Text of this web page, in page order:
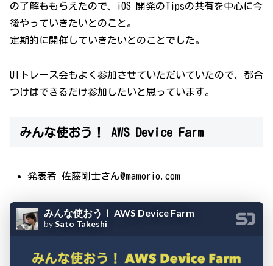
の了解ももらえたので、iOS 開発のTipsの共有を中心に今
後やっていきたいとのこと。
定期的に開催していきたいとのことでした。
UIトレース会もよく参加させていただいていたので、都合
つけばできるだけ参加したいと思っています。
みんな使おう！ AWS Device Farm
発表者 佐藤剛士さん@mamorio.com